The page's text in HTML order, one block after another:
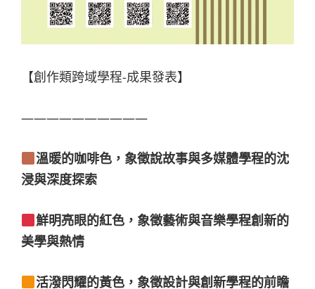
【創作類跨域學程-成果發表】
——————————
溫暖的咖啡色，象徵說故事與多媒體學程的沈
浸與深度探索
鮮明亮眼的紅色，象徵藝術與音樂學程創新的
美學與熱情
活潑閃耀的黃色，象徵設計與創新學程的前瞻